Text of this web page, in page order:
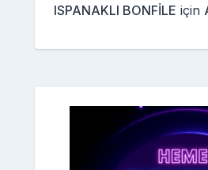
ISPANAKLI BONFİLE için